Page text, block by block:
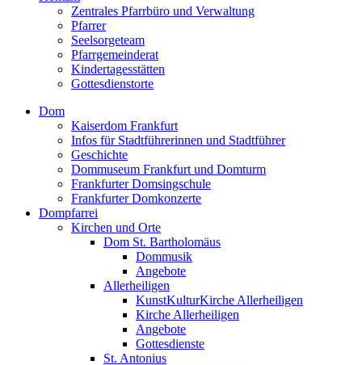
Zentrales Pfarrbüro und Verwaltung
Pfarrer
Seelsorgeteam
Pfarrgemeinderat
Kindertagesstätten
Gottesdienstorte
Dom
Kaiserdom Frankfurt
Infos für Stadtführerinnen und Stadtführer
Geschichte
Dommuseum Frankfurt und Domturm
Frankfurter Domsingschule
Frankfurter Domkonzerte
Dompfarrei
Kirchen und Orte
Dom St. Bartholomäus
Dommusik
Angebote
Allerheiligen
KunstKulturKirche Allerheiligen
Kirche Allerheiligen
Angebote
Gottesdienste
St. Antonius